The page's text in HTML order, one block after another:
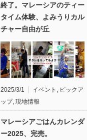
終了。マレーシアのティー
タイム体験、よみうりカル
チャー自由が丘
2025/3/1 イベント , ピックア
ップ, 現地情報
マレーシアごはんカレンダ
ー2025、完売。